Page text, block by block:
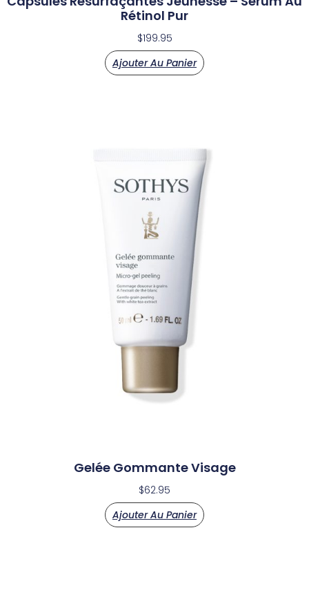
Rétinol Pur
$199.95
Ajouter Au Panier
Gelée Gommante Visage
$62.95
Ajouter Au Panier